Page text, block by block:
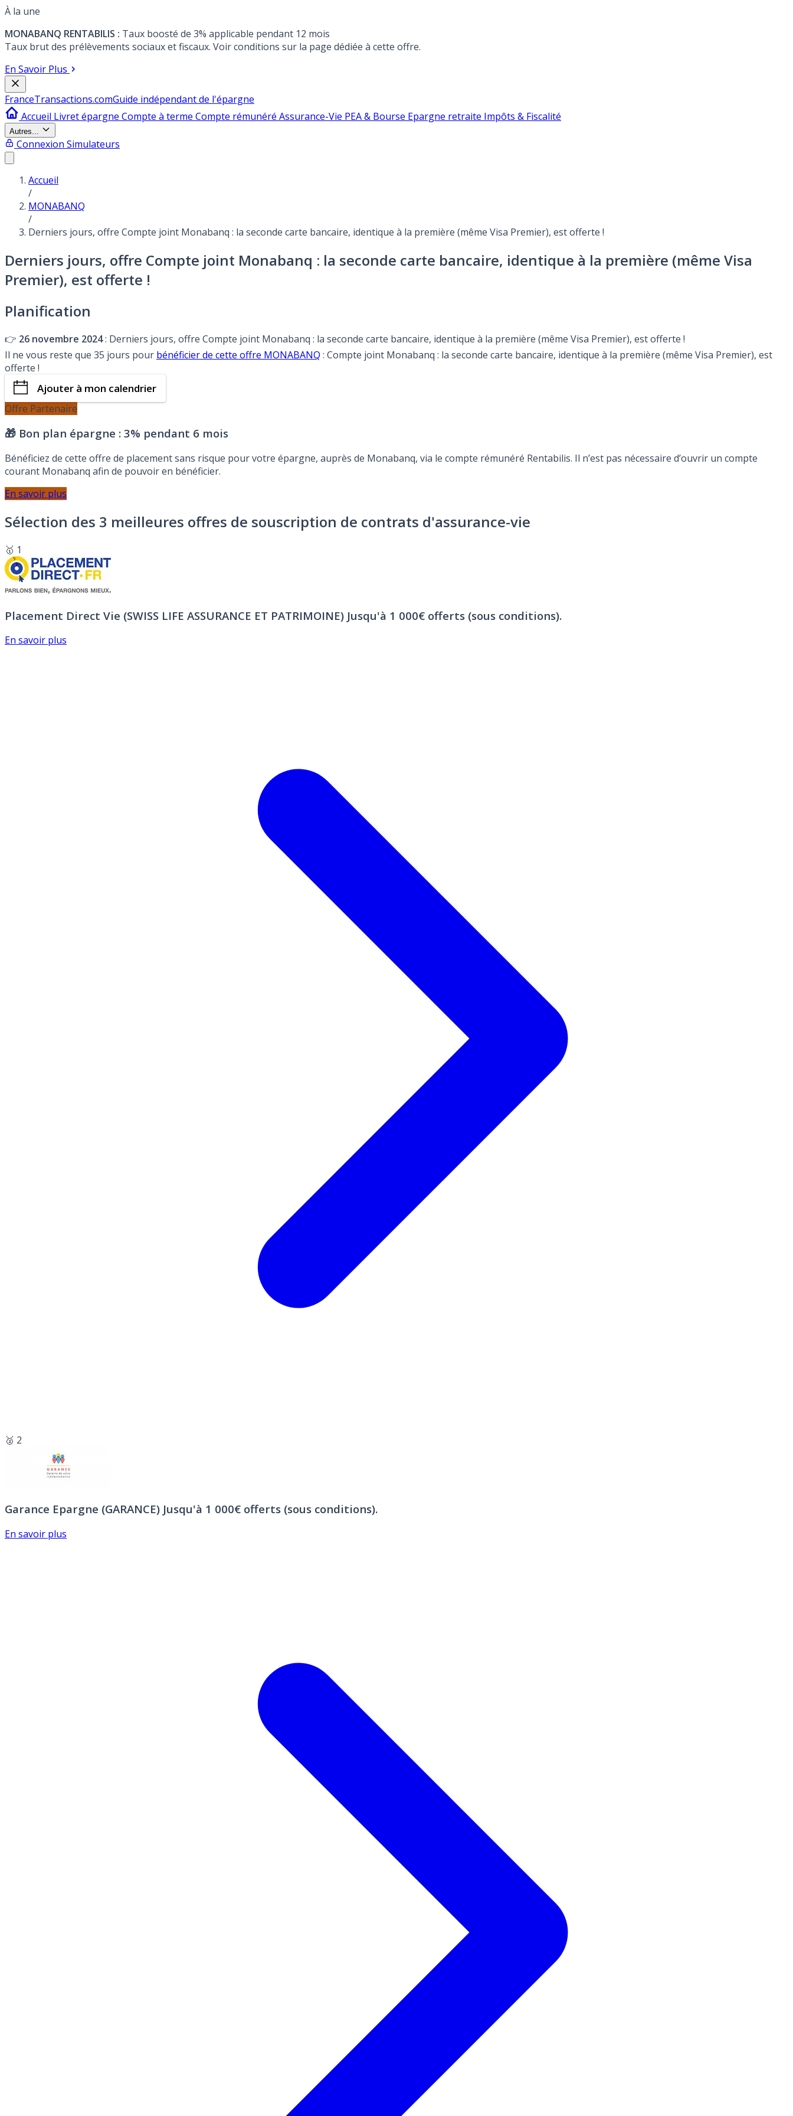
À la une
MONABANQ RENTABILIS : Taux boosté de 3% applicable pendant 12 mois
Taux brut des prélèvements sociaux et fiscaux. Voir conditions sur la page dédiée à cette offre.
En Savoir Plus
FranceTransactions.comGuide indépendant de l'épargne
Accueil Livret épargne Compte à terme Compte rémunéré Assurance-Vie PEA & Bourse Epargne retraite Impôts & Fiscalité
Autres...
Connexion Simulateurs
Accueil
/
MONABANQ
/
Derniers jours, offre Compte joint Monabanq : la seconde carte bancaire, identique à la première (même Visa Premier), est offerte !
Derniers jours, offre Compte joint Monabanq : la seconde carte bancaire, identique à la première (même Visa
Premier), est offerte !
Planification
👉 26 novembre 2024: Derniers jours, offre Compte joint Monabanq : la seconde carte bancaire, identique à la première (même Visa Premier), est offerte !
Il ne vous reste que 35 jours pour bénéficier de cette offre MONABANQ : Compte joint Monabanq : la seconde carte bancaire, identique à la première (même Visa Premier), est
offerte !
Ajouter à mon calendrier
Offre Partenaire
🎁 Bon plan épargne : 3% pendant 6 mois
Bénéficiez de cette offre de placement sans risque pour votre épargne, auprès de Monabanq, via le compte rémunéré Rentabilis. Il n’est pas nécessaire d’ouvrir un compte
courant Monabanq afin de pouvoir en bénéficier.
En savoir plus
Sélection des 3 meilleures offres de souscription de contrats d'assurance-vie
🥇 1
Placement Direct Vie (SWISS LIFE ASSURANCE ET PATRIMOINE) Jusqu'à 1 000€ offerts (sous conditions).
En savoir plus
🥈 2
Garance Epargne (GARANCE) Jusqu'à 1 000€ offerts (sous conditions).
En savoir plus